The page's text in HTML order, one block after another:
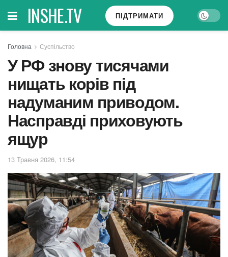
INSHE.TV ПІДТРИМАТИ
Головна Суспільство
У РФ знову тисячами
нищать корів під
надуманим приводом.
Насправді приховують
ящур
13 Травня 2026, 11:54